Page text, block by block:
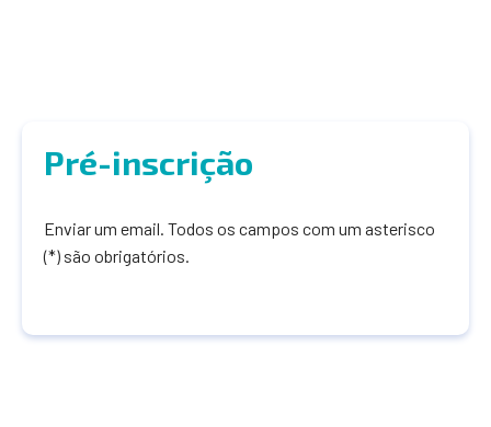
Pré-inscrição
Enviar um email. Todos os campos com um asterisco
(*) são obrigatórios.